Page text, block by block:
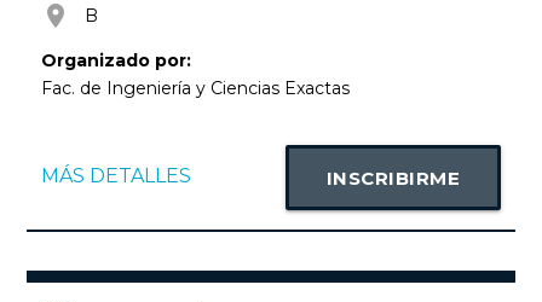
room B
Organizado por:
Fac. de Ingeniería y Ciencias Exactas
MÁS DETALLES INSCRIBIRME